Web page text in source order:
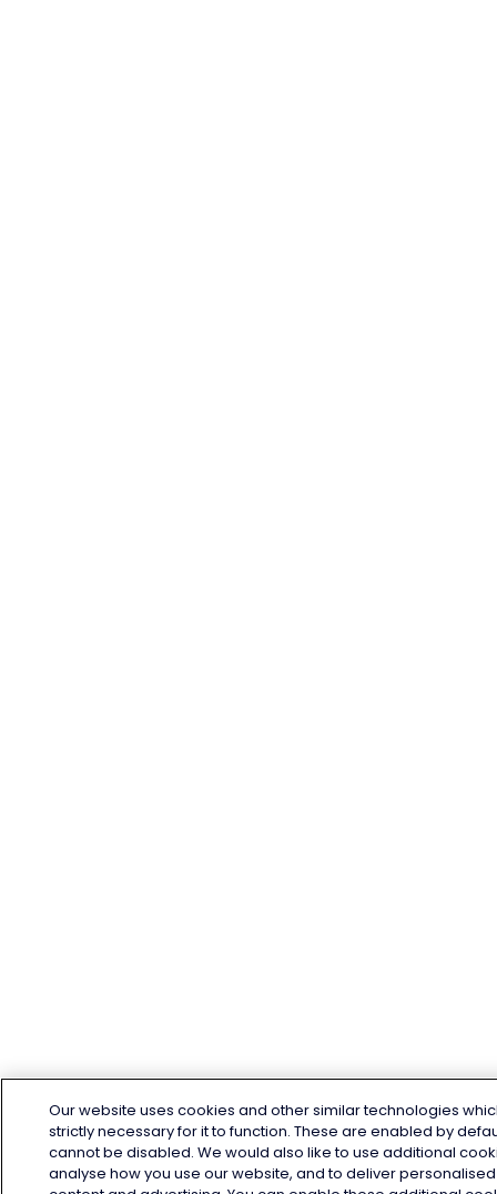
Our website uses cookies and other similar technologies
strictly necessary for it to function. These are enabled by
cannot be disabled. We would also like to use additional
analyse how you use our website, and to deliver personalised